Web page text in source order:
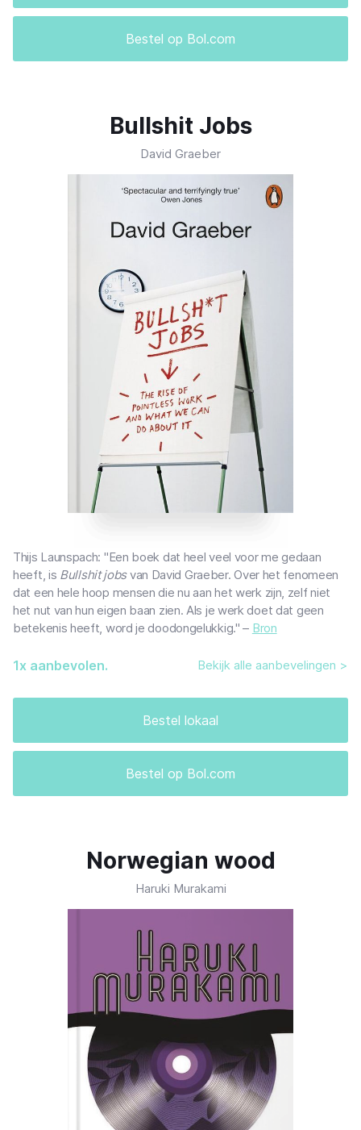
Bestel op Bol.com
Bullshit Jobs
David Graeber
Thijs Launspach: "Een boek dat heel veel voor me gedaan
heeft, is Bullshit jobsvan David Graeber. Over het fenomeen
dat een hele hoop mensen die nu aan het werk zijn, zelf niet
het nut van hun eigen baan zien. Als je werk doet dat geen
betekenis heeft, word je doodongelukkig." – Bron
Bestel lokaal
Bestel op Bol.com
1x aanbevolen. Bekijk alle aanbevelingen >
Norwegian wood
Haruki Murakami